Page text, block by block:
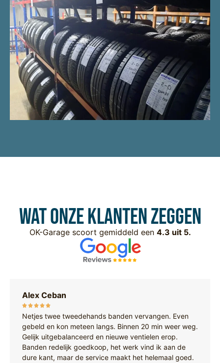
Wat onze klanten zeggen
OK-Garage scoort gemiddeld een 4.3 uit 5.
Alex Ceban
Netjes twee tweedehands banden vervangen. Even
gebeld en kon meteen langs. Binnen 20 min weer weg.
Gelijk uitgebalanceerd en nieuwe ventielen erop.
Banden redelijk goedkoop, het werk vind ik aan de
dure kant, maar de service maakt het helemaal goed.